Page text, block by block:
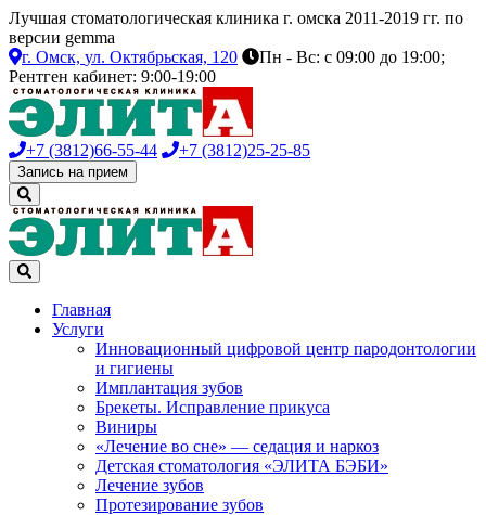
Лучшая стоматологическая клиника г. омска 2011-2019 гг. по
версии gemma
г. Омск, ул. Октябрьская, 120
Пн - Вс: с 09:00 до 19:00;
Рентген кабинет: 9:00-19:00
+7 (3812)66-55-44 +7 (3812)25-25-85
Запись на прием
Главная
Услуги
Инновационный цифровой центр пародонтологии
и гигиены
Имплантация зубов
Брекеты. Исправление прикуса
Виниры
«Лечение во сне» — седация и наркоз
Детская стоматология «ЭЛИТА БЭБИ»
Лечение зубов
Протезирование зубов